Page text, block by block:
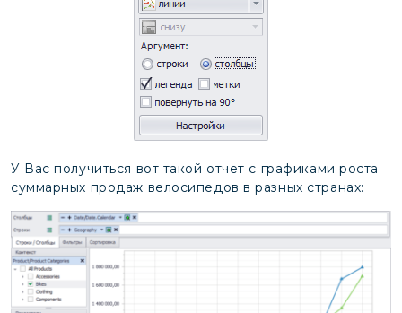
У Вас получиться вот такой отчет с графиками роста
суммарных продаж велосипедов в разных странах: